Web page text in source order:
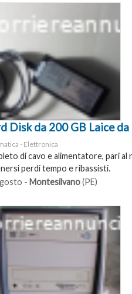
Disk da 200 GB Laice
- Elettronica
di cavo e alimentatore, pari al
perdi tempo e ribassisti.
- Montesilvano(PE)